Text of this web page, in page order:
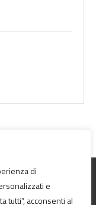
di
e
tutti”, acconsenti al